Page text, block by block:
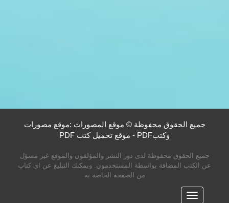
جميع الحقوق محفوظة © موقع المصورات :موقع مصورات
وكتبPDF - موقع تحميل كتب PDF
جميع الحقوق محفوظة لدى دور النشر والمؤلفون والموقع غير مسؤل
عن الكتب المضافة بواسطة المستخدمون. ويمكنك التبليغ عن اي كتاب
من الصفحه الخاصه به
القائمه